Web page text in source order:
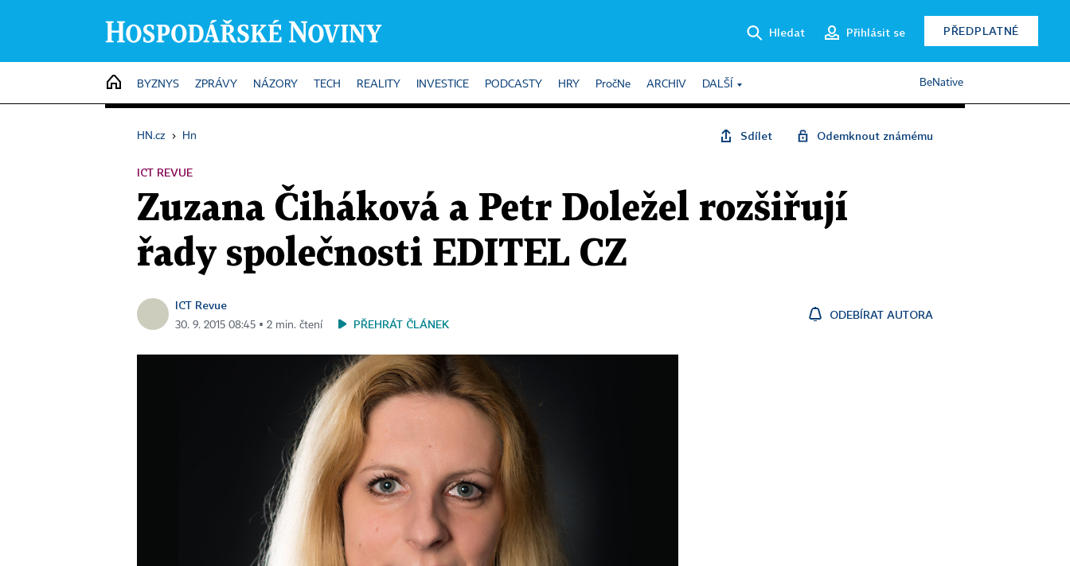
Hledat Přihlásit se PŘEDPLATNÉ
HOME
BYZNYS ZPRÁVY NÁZORY TECH REALITY INVESTICE PODCASTY HRY PročNe ARCHIV DALŠÍ BeNative
HN.cz › Hn Sdílet Odemknout známému
ICT REVUE
Zuzana Čiháková a Petr Doležel rozšiřují
řady společnosti EDITEL CZ
ICT Revue
30. 9. 2015 08:45 ▪ 2 min. čtení PŘEHRÁT ČLÁNEK
ODEBÍRAT AUTORA